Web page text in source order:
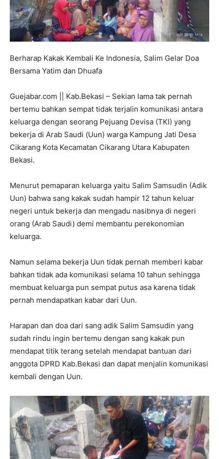
Berharap Kakak Kembali Ke Indonesia, Salim Gelar Doa
Bersama Yatim dan Dhuafa
Guejabar.com || Kab.Bekasi – Sekian lama tak pernah
bertemu bahkan sempat tidak terjalin komunikasi antara
keluarga dengan seorang Pejuang Devisa (TKI) yang
bekerja di Arab Saudi (Uun) warga Kampung Jati Desa
Cikarang Kota Kecamatan Cikarang Utara Kabupaten
Bekasi.
Menurut pemaparan keluarga yaitu Salim Samsudin (Adik
Uun) bahwa sang kakak sudah hampir 12 tahun keluar
negeri untuk bekerja dan mengadu nasibnya di negeri
orang (Arab Saudi) demi membantu perekonomian
keluarga.
Namun selama bekerja Uun tidak pernah memberi kabar
bahkan tidak ada komunikasi selama 10 tahun sehingga
membuat keluarga pun sempat putus asa karena tidak
pernah mendapatkan kabar dari Uun.
Harapan dan doa dari sang adik Salim Samsudin yang
sudah rindu ingin bertemu dengan sang kakak pun
mendapat titik terang setelah mendapat bantuan dari
anggota DPRD Kab.Bekasi dan dapat menjalin komunikasi
kembali dengan Uun.